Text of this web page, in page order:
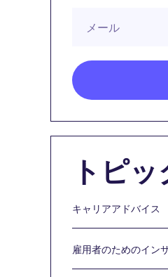
トピッ
キャリアアドバイス
雇用者のためのイン